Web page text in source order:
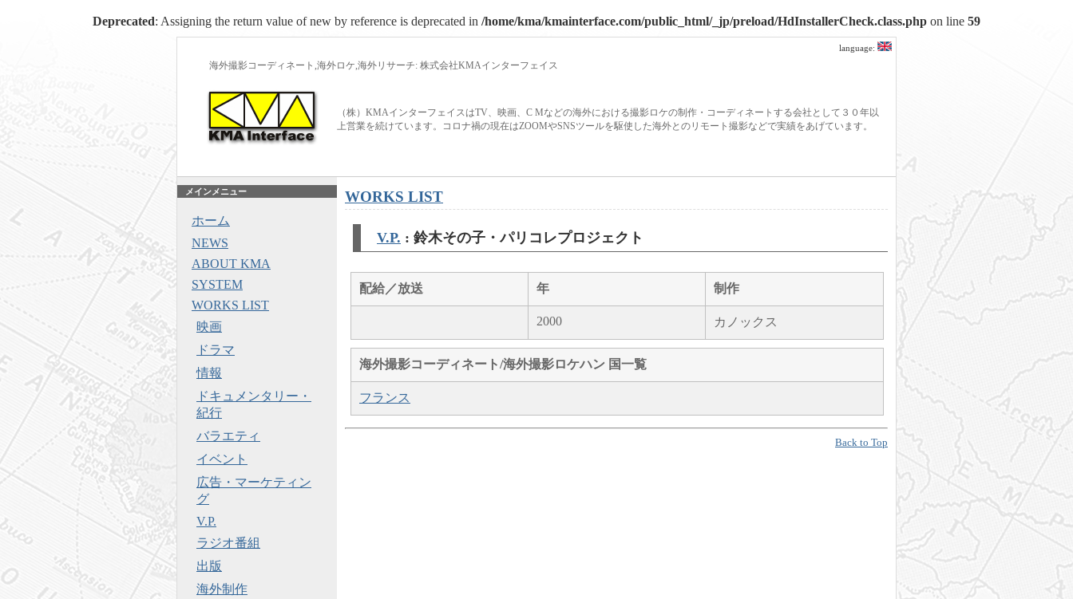
Deprecated: Assigning the return value of new by reference is deprecated in /home/kma/kmainterface.com/public_html/_jp/preload/HdInstallerCheck.class.php on line 59
language:
海外撮影コーディネート,海外ロケ,海外リサーチ: 株式会社KMAインターフェイス
（株）KMAインターフェイスはTV、映画、C Mなどの海外における撮影ロケの制作・コーディネートする会社として３０年以
上営業を続けています。コロナ禍の現在はZOOMやSNSツールを駆使した海外とのリモート撮影などで実績をあげています。
WORKS LIST
V.P. : 鈴木その子・パリコレプロジェクト
配給／放送 年 制作
2000 カノックス
海外撮影コーディネート/海外撮影ロケハン 国一覧
フランス
Back to Top
メインメニュー
ホーム
NEWS
ABOUT KMA
SYSTEM
WORKS LIST
映画
ドラマ
情報
ドキュメンタリー・
紀行
バラエティ
イベント
広告・マーケティン
グ
V.P.
ラジオ番組
出版
海外制作